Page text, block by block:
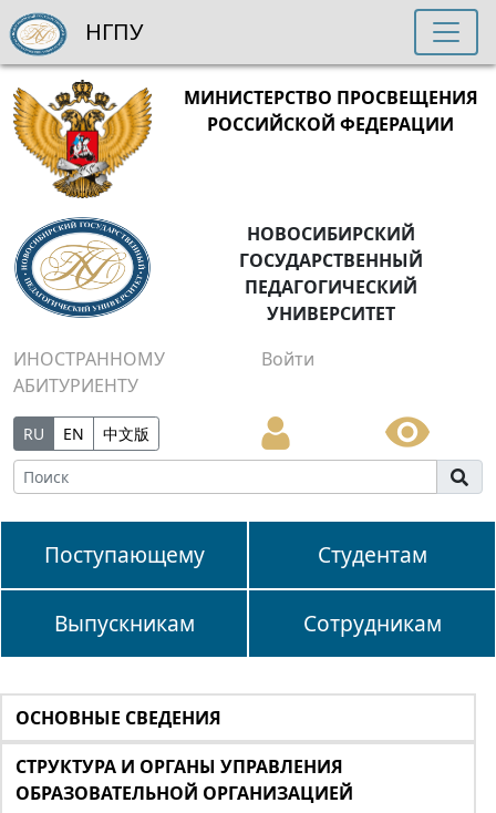
МИНИСТЕРСТВО ПРОСВЕЩЕНИЯ
РОССИЙСКОЙ ФЕДЕРАЦИИ
НОВОСИБИРСКИЙ
ГОСУДАРСТВЕННЫЙ
ПЕДАГОГИЧЕСКИЙ
УНИВЕРСИТЕТ
ИНОСТРАННОМУ
АБИТУРИЕНТУ
Войти
RU EN 中文版
Поступающему Студентам
Выпускникам Сотрудникам
НГПУ
ОСНОВНЫЕ СВЕДЕНИЯ
СТРУКТУРА И ОРГАНЫ УПРАВЛЕНИЯ
ОБРАЗОВАТЕЛЬНОЙ ОРГАНИЗАЦИЕЙ